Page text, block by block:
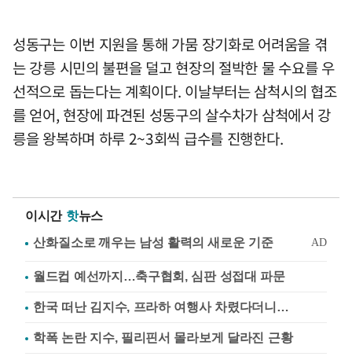
성동구는 이번 지원을 통해 가뭄 장기화로 어려움을 겪
는 강릉 시민의 불편을 덜고 현장의 절박한 물 수요를 우
선적으로 돕는다는 계획이다. 이날부터는 삼척시의 협조
를 얻어, 현장에 파견된 성동구의 살수차가 삼척에서 강
릉을 왕복하며 하루 2~3회씩 급수를 진행한다.
이시간 핫뉴스
월드컵 예선까지…축구협회, 심판 성접대 파문
한국 떠난 김지수, 프라하 여행사 차렸다더니…
학폭 논란 지수, 필리핀서 몰라보게 달라진 근황